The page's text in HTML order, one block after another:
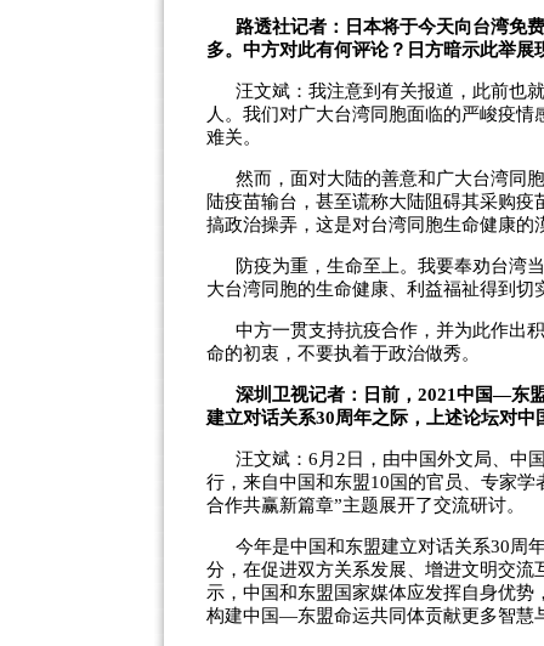
路透社记者：日本将于今天向台湾免
多。中方对此有何评论？日方暗示此举
汪文斌：我注意到有关报道，此前也
人。我们对广大台湾同胞面临的严峻疫
难关。
然而，面对大陆的善意和广大台湾同
陆疫苗输台，甚至谎称大陆阻碍其采购
搞政治操弄，这是对台湾同胞生命健康的
防疫为重，生命至上。我要奉劝台湾
大台湾同胞的生命健康、利益福祉得到切
中方一贯支持抗疫合作，并为此作出
命的初衷，不要执着于政治做秀。
深圳卫视记者：日前，2021中国—东
建立对话关系30周年之际，上述论坛对
汪文斌：6月2日，由中国外文局、
行，来自中国和东盟10国的官员、专家
合作共赢新篇章”主题展开了交流研讨。
今年是中国和东盟建立对话关系30周
分，在促进双方关系发展、增进文明交
示，中国和东盟国家媒体应发挥自身优
构建中国—东盟命运共同体贡献更多智慧